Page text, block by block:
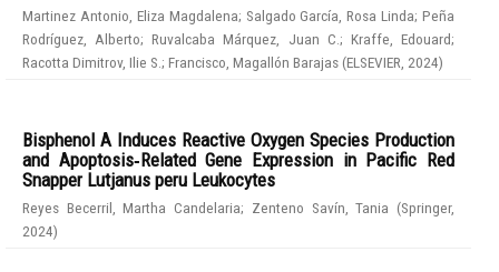
Martinez Antonio, Eliza Magdalena; Salgado García, Rosa Linda; Peña
Rodríguez, Alberto;Ruvalcaba Márquez, Juan C. ; Kraffe, Edouard;
Racotta Dimitrov, Ilie S. ; Francisco, Magallón Barajas (ELSEVIER 2024)
Bisphenol A Induces Reactive Oxygen Species Production
and Apoptosis‑Related Gene Expression in Pacific Red
Snapper Lutjanus peru Leukocytes
Reyes Becerril, Martha Candelaria; Zenteno Savín, Tania (Springer,
2024)